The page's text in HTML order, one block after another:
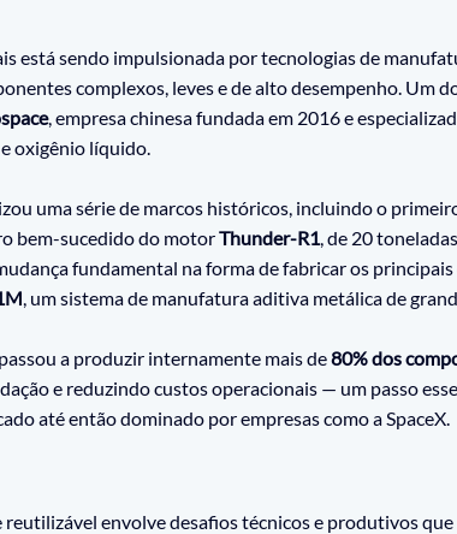
está sendo impulsionada por tecnologias de
complexos, leves e de alto desempenho. Um
, empresa chinesa fundada em 2016 e
oxigênio líquido.
uma série de marcos históricos, incluindo o
bem-sucedido do motor Thunder-R1, de 20
fundamental na forma de fabricar os
, um sistema de manufatura aditiva metálica de
a produzir internamente mais de 80% dos
e reduzindo custos operacionais — um passo
até então dominado por empresas como a SpaceX.
envolve desafios técnicos e produtivos